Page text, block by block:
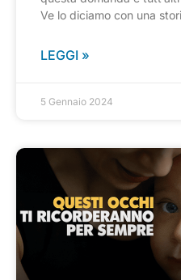
Ve lo diciamo con una
LEGGI »
5 Gennaio 2024